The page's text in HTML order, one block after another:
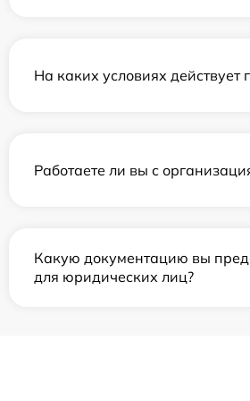
На каких условиях действует
Работаете ли вы с
Какую документацию вы
для юридических лиц?